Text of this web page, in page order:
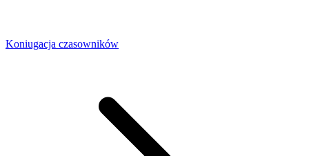
Koniugacja czasowników